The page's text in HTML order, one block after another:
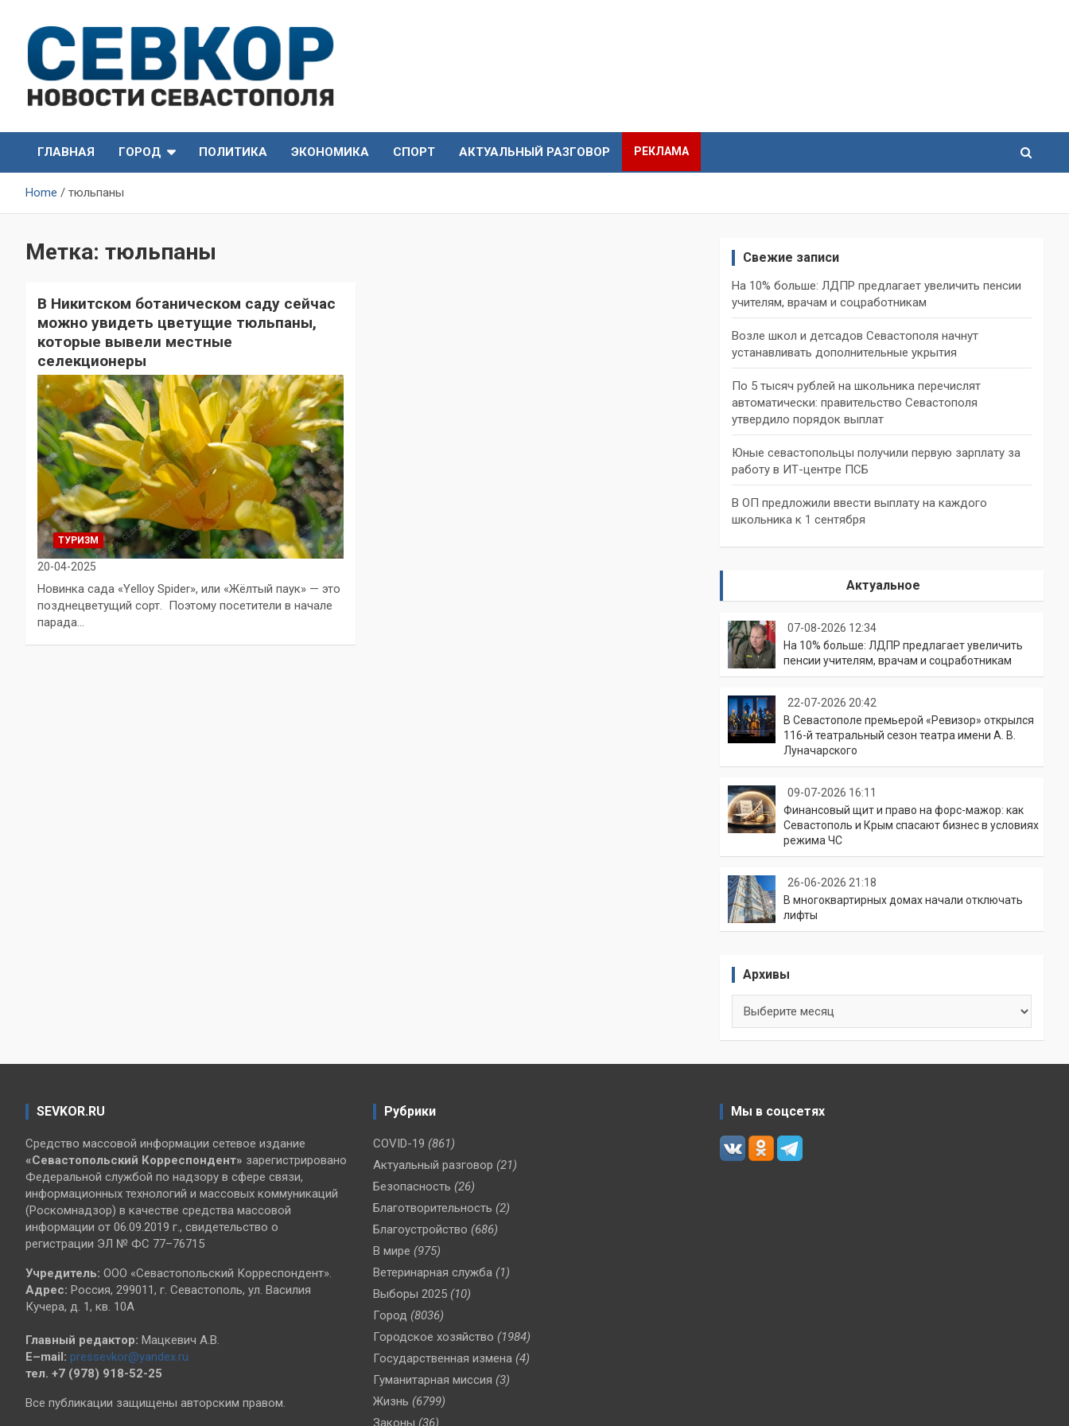
content
СевКор — Новости
Севастополя
Севастополя
ГЛАВНАЯ
ГОРОД ПОЛИТИКА ЭКОНОМИКА СПОРТ АКТУАЛЬНЫЙ РАЗГОВОР РЕКЛАМА
Home тюльпаны
Метка: тюльпаны
В Никитском ботаническом саду сейчас
можно увидеть цветущие тюльпаны,
которые вывели местные
селекционеры
ТУРИЗМ
20-04-2025
Новинка сада «Yelloy Spider», или «Жёлтый паук» — это
позднецветущий сорт. Поэтому посетители в начале
парада…
Свежие записи
На 10% больше: ЛДПР предлагает увеличить пенсии
учителям, врачам и соцработникам
Возле школ и детсадов Севастополя начнут
устанавливать дополнительные укрытия
По 5 тысяч рублей на школьника перечислят
автоматически: правительство Севастополя
утвердило порядок выплат
Юные севастопольцы получили первую зарплату за
работу в ИТ-центре ПСБ
В ОП предложили ввести выплату на каждого
школьника к 1 сентября
Актуальное
07-08-2026 12:34
На 10% больше: ЛДПР предлагает увеличить
пенсии учителям, врачам и соцработникам
22-07-2026 20:42
В Севастополе премьерой «Ревизор» открылся
116-й театральный сезон театра имени А. В.
Луначарского
09-07-2026 16:11
Финансовый щит и право на форс-мажор: как
Севастополь и Крым спасают бизнес в условиях
режима ЧС
26-06-2026 21:18
В многоквартирных домах начали отключать
лифты
Архивы
SEVKOR.RU
Средство массовой информации сетевое издание
«Севастопольский Корреспондент» зарегистрировано
Федеральной службой по надзору в сфере связи,
информационных технологий и массовых коммуникаций
(Роскомнадзор) в качестве средства массовой
информации от 06.09.2019 г., свидетельство о
регистрации ЭЛ № ФС 77–76715
Учредитель: ООО «Севастопольский Корреспондент».
Адрес: Россия, 299011, г. Севастополь, ул. Василия
Кучера, д. 1, кв. 10А
Главный редактор: Мацкевич А.В.
E–mail: pressevkor@yandex.ru
тел. +7 (978) 918-52-25
Все публикации защищены авторским правом.
Рубрики
COVID-19 (861)
Актуальный разговор (21)
Безопасность (26)
Благотворительность (2)
Благоустройство (686)
В мире (975)
Ветеринарная служба (1)
Выборы 2025 (10)
Город (8036)
Городское хозяйство (1984)
Государственная измена (4)
Гуманитарная миссия (3)
Жизнь (6799)
Законы (36)
Мы в соцсетях